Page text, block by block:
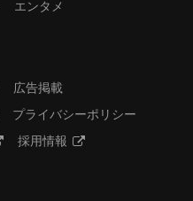
エンタメ
広告掲載
プライバシーポリシー
採用情報